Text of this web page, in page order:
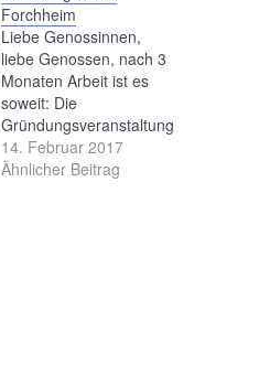
Forchheim
Liebe Genossinnen,
liebe Genossen, nach 3
Monaten Arbeit ist es
soweit: Die
Gründungsveranstaltung
der Jusos im
Kreisverband Forchheim
14. Februar 2017
Ähnlicher Beitrag